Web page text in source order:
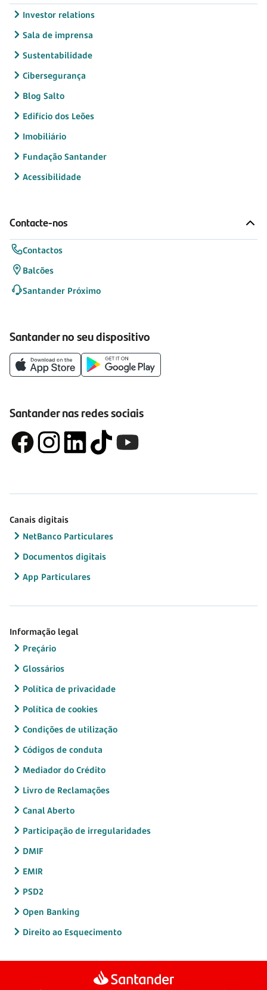
Investor relations
Sala de imprensa
Sustentabilidade
Cibersegurança
Blog Salto
Edifício dos Leões
Imobiliário
Fundação Santander
Acessibilidade
Contacte-nos
Contactos
Balcões
Santander Próximo
Santander no seu dispositivo
Santander nas redes sociais
Canais digitais
NetBanco Particulares
Documentos digitais
App Particulares
Informação legal
Preçário
Glossários
Política de privacidade
Política de cookies
Condições de utilização
Códigos de conduta
Mediador do Crédito
Livro de Reclamações
Canal Aberto
Participação de irregularidades
DMIF
EMIR
PSD2
Open Banking
Direito ao Esquecimento